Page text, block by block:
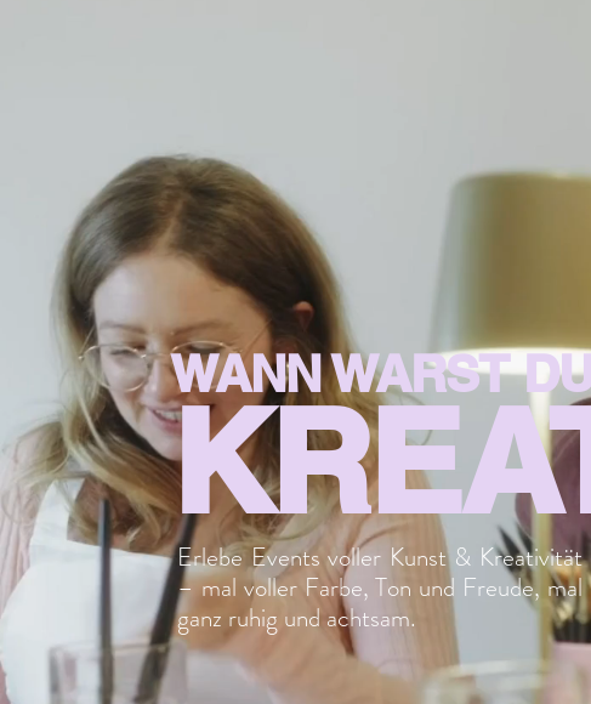
Erlebe Events voller Kunst & Kreativität
– mal voller Farbe, Ton und Freude, mal
ganz ruhig und achtsam.
WANN WARST